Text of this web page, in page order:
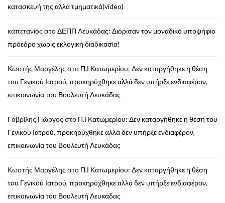
κατασκευή της αλλά τμηματικά(video)
καπετανιος στοΔΕΠΠ Λευκάδας: Διόρισαν τον μοναδικό υποψήφιο
πρόεδρο χωρίς εκλογική διαδικασία!
Κωστής Μαργέλης στο Π.Ι Κατωμερίου: Δεν καταργήθηκε η θέση
του Γενικού Ιατρού, προκηρύχθηκε αλλά δεν υπήρξε ενδιαφέρον,
επικοινωνία του Βουλευτή Λευκάδας
Γαβρίλης Γιώργος στο Π.Ι Κατωμερίου: Δεν καταργήθηκε η θέση του
Γενικού Ιατρού, προκηρύχθηκε αλλά δεν υπήρξε ενδιαφέρον,
επικοινωνία του Βουλευτή Λευκάδας
Κωστής Μαργέλης στο Π.Ι Κατωμερίου: Δεν καταργήθηκε η θέση
του Γενικού Ιατρού, προκηρύχθηκε αλλά δεν υπήρξε ενδιαφέρον,
επικοινωνία του Βουλευτή Λευκάδας